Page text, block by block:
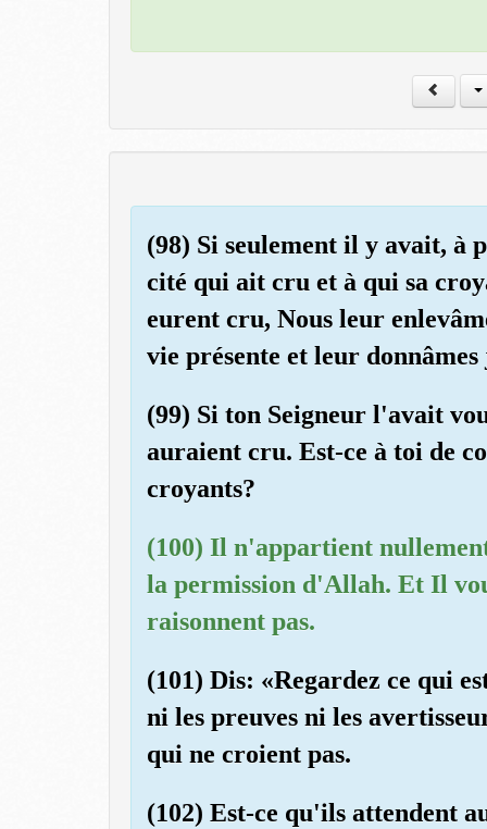
(98) Si seulement il y avait, à
cité qui ait cru et à qui sa
eurent cru, Nous leur
vie présente et leur
(99) Si ton Seigneur l'avait
auraient cru. Est-ce à toi de
croyants?
(100) Il n'appartient
la permission d'Allah. Et Il
raisonnent pas.
(101) Dis: «Regardez ce qui
ni les preuves ni les
qui ne croient pas.
(102) Est-ce qu'ils attendent